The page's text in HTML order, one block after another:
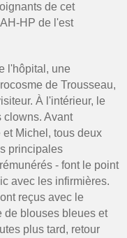
de cet
HP de l'est
l'hôpital, une
de Trousseau,
À l'intérieur, le
clowns. Avant
Michel, tous deux
principales
- font le point
avec les infirmières.
reçus avec le
de blouses bleues et
plus tard, retour